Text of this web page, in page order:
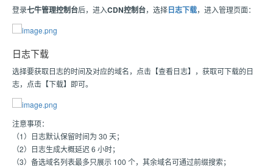
登录七牛管理控制台后，进入CDN控制台，选择日志下载，进入管理页面：
日志下载
选择要获取日志的时间及对应的域名，点击【查看日志】，获取可下载的日
志，点击【下载】即可。
注意事项：
（1）日志默认保留时间为 30 天；
（2）日志生成大概延迟 6 小时；
（3）备选域名列表最多只展示 100 个，其余域名可通过前缀搜索；